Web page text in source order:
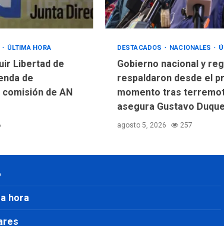
ÚLTIMA HORA
Libertad de
de
de AN
DESTACADOS NACIONALES
Gobierno nacional y
respaldaron desde el
momento tras
asegura Gustavo Duque
agosto 5, 2026 257
hora